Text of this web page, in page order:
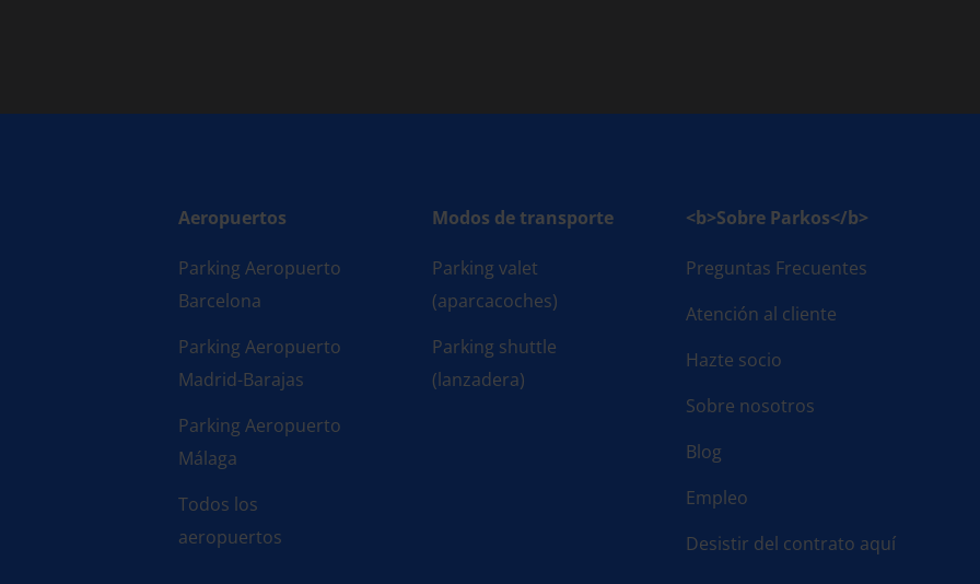
Aeropuertos
Parking Aeropuerto
Barcelona
Parking Aeropuerto
Madrid-Barajas
Parking Aeropuerto
Málaga
Todos los
aeropuertos
Modos de transporte
Parking valet
(aparcacoches)
Parking shuttle
(lanzadera)
<b>Sobre Parkos</b>
Preguntas Frecuentes
Atención al cliente
Hazte socio
Sobre nosotros
Blog
Empleo
Desistir del contrato aquí